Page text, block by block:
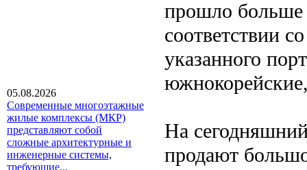
05.08.2026
Современные многоэтажные
жилые комплексы (МКР)
представляют собой
сложные архитектурные и
инженерные системы,
требующие...
прошло больше
соответствии
указанного
На
продают